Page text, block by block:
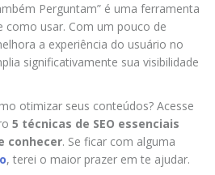
Perguntam” é uma ferramenta
como usar. Com um pouco de
a experiência do usuário no
significativamente sua visibilidade
otimizar seus conteúdos? Acesse
5 técnicas de SEO essenciais
conhecer. Se ficar com alguma
, terei o maior prazer em te ajudar.